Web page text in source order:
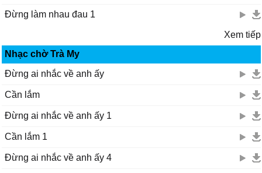
Đừng làm nhau đau 1
Xem tiếp
Nhạc chờ Trà My
Đừng ai nhắc về anh ấy
Cần lắm
Đừng ai nhắc về anh ấy 1
Cần lắm 1
Đừng ai nhắc về anh ấy 4